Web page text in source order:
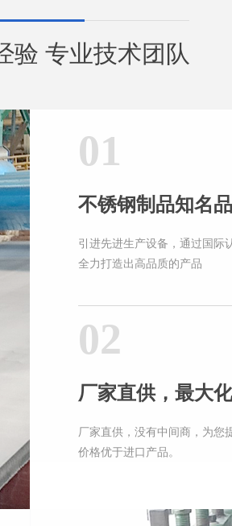
验 专业技术团队
01
不锈钢制品知名
引进先进生产设备，通过国际
全力打造出高品质的产品
02
厂家直供，最大
厂家直供，没有中间商，为您
价格优于进口产品。